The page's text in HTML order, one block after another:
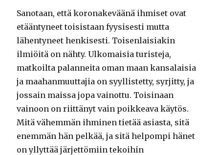
Sanotaan, että koronakeväänä ihmiset ovat
etääntyneet toisistaan fyysisesti mutta
lähentyneet henkisesti. Toisenlaisiakin
ilmiöitä on nähty. Ulkomaisia turisteja,
matkoilta palanneita oman maan kansalaisia
ja maahanmuuttajia on syyllistetty, syrjitty, ja
jossain maissa jopa vainottu. Toisinaan
vainoon on riittänyt vain poikkeava käytös.
Mitä vähemmän ihminen tietää asiasta, sitä
enemmän hän pelkää, ja sitä helpompi hänet
on yllyttää järjettömiin tekoihin